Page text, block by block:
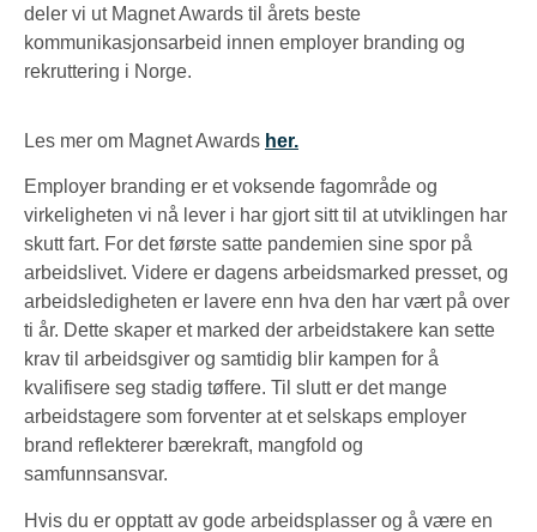
deler vi ut Magnet Awards til årets beste
kommunikasjonsarbeid innen employer branding og
rekruttering i Norge.
Les mer om Magnet Awards her.
Employer branding er et voksende fagområde og
virkeligheten vi nå lever i har gjort sitt til at utviklingen har
skutt fart. For det første satte pandemien sine spor på
arbeidslivet. Videre er dagens arbeidsmarked presset, og
arbeidsledigheten er lavere enn hva den har vært på over
ti år. Dette skaper et marked der arbeidstakere kan sette
krav til arbeidsgiver og samtidig blir kampen for å
kvalifisere seg stadig tøffere. Til slutt er det mange
arbeidstagere som forventer at et selskaps employer
brand reflekterer bærekraft, mangfold og
samfunnsansvar.
Hvis du er opptatt av gode arbeidsplasser og å være en